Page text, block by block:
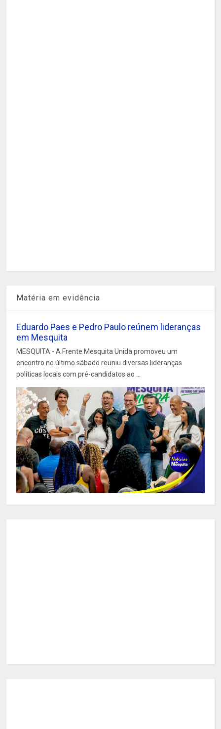
Matéria em evidência
Eduardo Paes e Pedro Paulo reúnem lideranças
em Mesquita
MESQUITA - A Frente Mesquita Unida promoveu um
encontro no último sábado reuniu diversas lideranças
políticas locais com pré-candidatos ao ...